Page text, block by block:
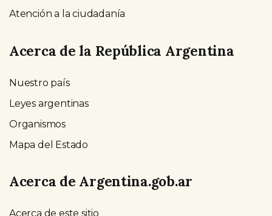
Atención a la ciudadanía
Acerca de la República Argentina
Nuestro país
Leyes argentinas
Organismos
Mapa del Estado
Acerca de Argentina.gob.ar
Acerca de este sitio